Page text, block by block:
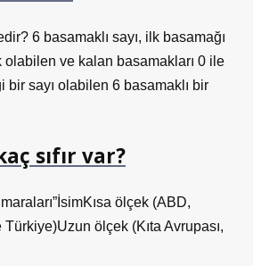
6 basamaklı sayı, ilk basamağı
olabilen ve kalan basamakları 0 ile
bir sayı olabilen 6 basamaklı bir
sıfır var?
ölçek (ABD,
ölçek (Kıta Avrupası,